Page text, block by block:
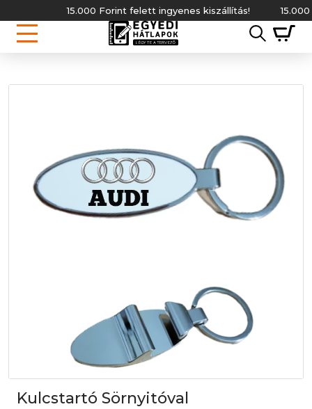
15.000 Forint felett ingyenes kiszállítás! 15.000
Kulcstartó Sörnyitóval